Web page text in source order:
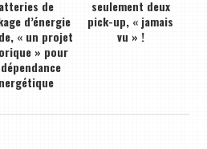
de
d’énergie
« un projet
» pour
seulement deux
pick-up, « jamais
vu » !